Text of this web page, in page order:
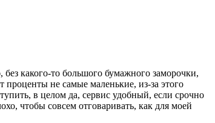
какого-то большого бумажного заморочки,
проценты не самые маленькие, из-за этого
в целом да, сервис удобный, если срочно
чтобы совсем отговаривать, как для моей